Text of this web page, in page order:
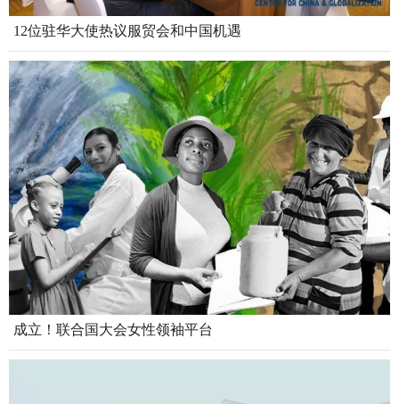
12位驻华大使热议服贸会和中国机遇
成立！联合国大会女性领袖平台